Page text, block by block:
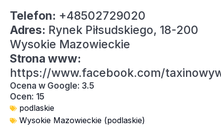
Telefon: +48502729020
Adres: Rynek Piłsudskiego, 18-200
Wysokie Mazowieckie
Strona www:
https://www.facebook.com/
Ocena w Google: 3.5
Ocen: 15
podlaskie
Wysokie Mazowieckie (podlaskie)